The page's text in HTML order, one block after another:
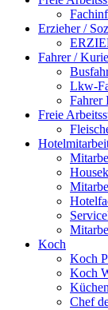
Erzieher /
Fahrer /
Lkw-
Fahrer
Freie
Koch
Koch
Koch
Chef